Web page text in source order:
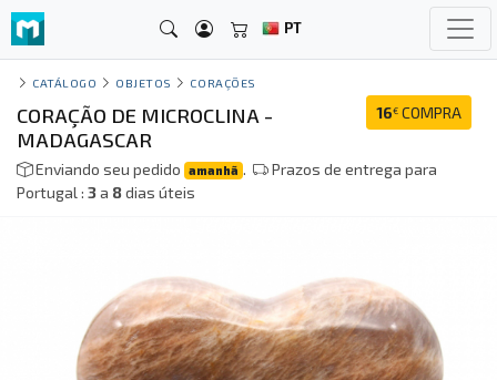
PT
CATÁLOGO OBJETOS CORAÇÕES
16€ COMPRA
CORAÇÃO DE MICROCLINA -
MADAGASCAR
Enviando seu pedido amanhã .
Prazos de entrega para
Portugal : 3a 8dias úteis